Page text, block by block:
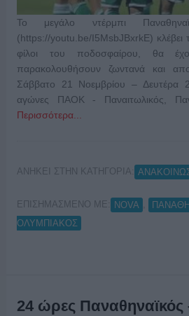
Το μεγάλο ντέρμπι
(https://youtu.be/I5MsbJBxrkE)
φίλοι του ποδοσφαίρου, θα
παρακολουθήσουν ζωντανά και
Σάββατο 21 Νοεμβρίου – Δευτέρα
αγώνες ΠΑΟΚ - Παναιτωλικός,
Περισσότερα...
ΑΝΗΚΕΙ ΣΤΗΝ ΚΑΤΗΓΟΡΙΑ:
ΕΠΙΣΗΜΑΣΜΕΝΟ ΜΕ: NOVA
ΟΛΥΜΠΙΑΚΟΣ
24 ώρες Παναθηναϊκός